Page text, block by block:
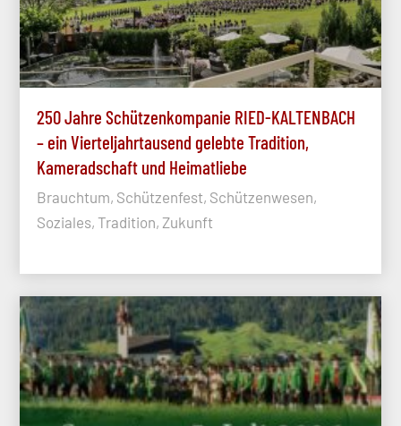
250 Jahre Schützenkompanie RIED-KALTENBACH
– ein Vierteljahrtausend gelebte Tradition,
Kameradschaft und Heimatliebe
Brauchtum, Schützenfest, Schützenwesen,
Soziales, Tradition, Zukunft